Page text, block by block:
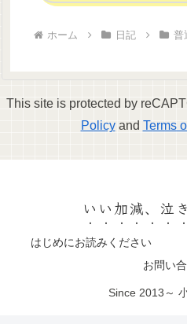
ホーム 日記 普
This site is protected by
Policyand Terms
いい加減、泣
はじめにお読みください
お問い
Since 2013～